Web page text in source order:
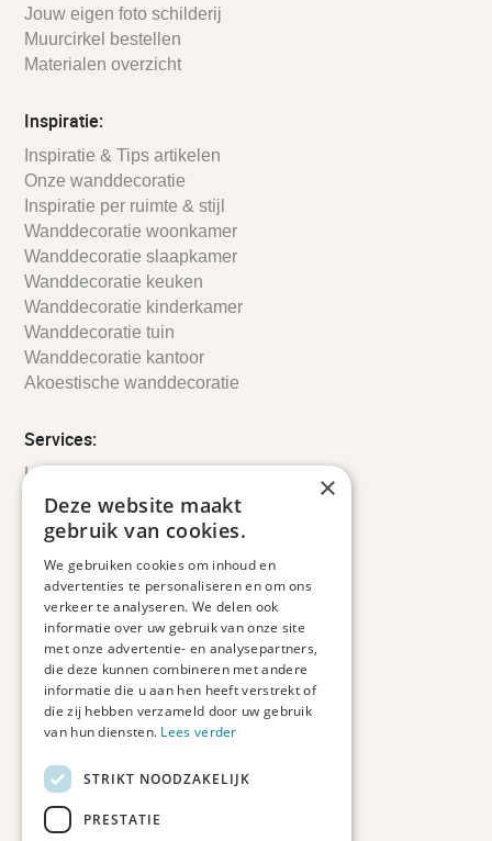
Jouw eigen foto schilderij
Muurcirkel bestellen
Materialen overzicht
Inspiratie:
Inspiratie & Tips artikelen
Onze wanddecoratie
Inspiratie per ruimte & stijl
Wanddecoratie woonkamer
Wanddecoratie slaapkamer
Wanddecoratie keuken
Wanddecoratie kinderkamer
Wanddecoratie tuin
Wanddecoratie kantoor
Akoestische wanddecoratie
Services:
Leveringsinformatie
Retourbeleid
Informatie
Veelgestelde vragen
Duurzaam ondernemen
Contact informatie
Etienne de Pinedaweg 34
3711 CH, Austerlitz
Nederland
info@fotoprintxl.nl
0343 78 58 00
×
Deze website maakt
gebruik van cookies.
We gebruiken cookies om inhoud en
advertenties te personaliseren en om ons
verkeer te analyseren. We delen ook
informatie over uw gebruik van onze site
met onze advertentie- en analysepartners,
die deze kunnen combineren met andere
informatie die u aan hen heeft verstrekt of
die zij hebben verzameld door uw gebruik
van hun diensten. Lees verder
STRIKT NOODZAKELIJK
PRESTATIE